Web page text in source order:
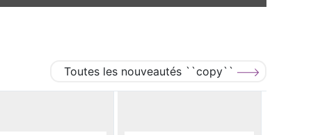
Toutes les nouveautés ``copy``